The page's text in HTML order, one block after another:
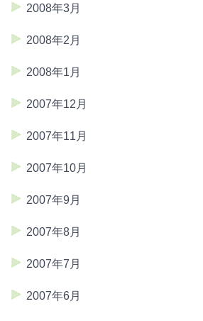
2008年3月
2008年2月
2008年1月
2007年12月
2007年11月
2007年10月
2007年9月
2007年8月
2007年7月
2007年6月